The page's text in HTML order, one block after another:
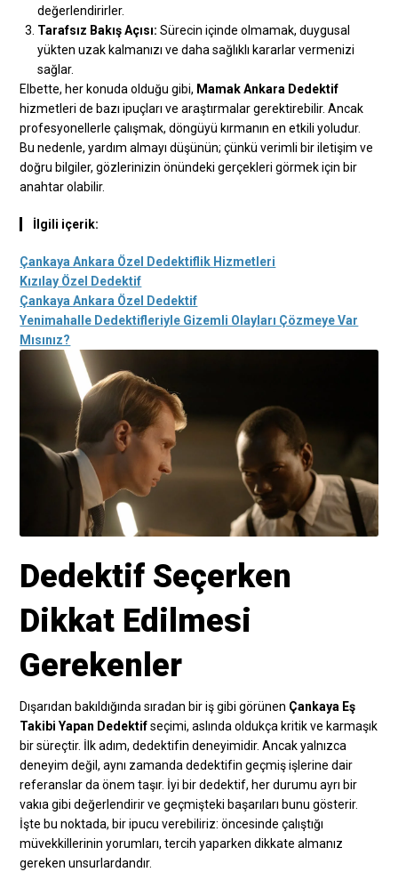
değerlendirirler.
Tarafsız Bakış Açısı: Sürecin içinde olmamak, duygusal
yükten uzak kalmanızı ve daha sağlıklı kararlar vermenizi
sağlar.
Elbette, her konuda olduğu gibi, Mamak Ankara Dedektif
hizmetleri de bazı ipuçları ve araştırmalar gerektirebilir. Ancak
profesyonellerle çalışmak, döngüyü kırmanın en etkili yoludur.
Bu nedenle, yardım almayı düşünün; çünkü verimli bir iletişim ve
doğru bilgiler, gözlerinizin önündeki gerçekleri görmek için bir
anahtar olabilir.
İlgili içerik:
Çankaya Ankara Özel Dedektiflik Hizmetleri
Kızılay Özel Dedektif
Çankaya Ankara Özel Dedektif
Yenimahalle Dedektifleriyle Gizemli Olayları Çözmeye Var
Mısınız?
Dedektif Seçerken
Dikkat Edilmesi
Gerekenler
Dışarıdan bakıldığında sıradan bir iş gibi görünen Çankaya Eş
Takibi Yapan Dedektifseçimi, aslında oldukça kritik ve karmaşık
bir süreçtir. İlk adım, dedektifin deneyimidir. Ancak yalnızca
deneyim değil, aynı zamanda dedektifin geçmiş işlerine dair
referanslar da önem taşır. İyi bir dedektif, her durumu ayrı bir
vakıa gibi değerlendirir ve geçmişteki başarıları bunu gösterir.
İşte bu noktada, bir ipucu verebiliriz: öncesinde çalıştığı
müvekkillerinin yorumları, tercih yaparken dikkate almanız
gereken unsurlardandır.